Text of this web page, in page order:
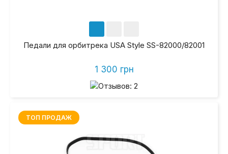
Педали для орбитрека USA Style SS-82000/82001
1 300 грн
ТОП ПРОДАЖ